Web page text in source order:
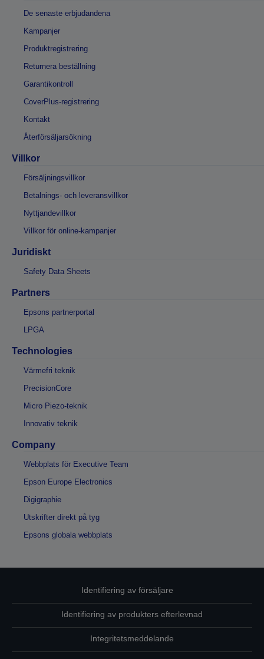
De senaste erbjudandena
Kampanjer
Produktregistrering
Returnera beställning
Garantikontroll
CoverPlus-registrering
Kontakt
Återförsäljarsökning
Villkor
Försäljningsvillkor
Betalnings- och leveransvillkor
Nyttjandevillkor
Villkor för online-kampanjer
Juridiskt
Safety Data Sheets
Partners
Epsons partnerportal
LPGA
Technologies
Värmefri teknik
PrecisionCore
Micro Piezo-teknik
Innovativ teknik
Company
Webbplats för Executive Team
Epson Europe Electronics
Digigraphie
Utskrifter direkt på tyg
Epsons globala webbplats
Identifiering av försäljare
Identifiering av produkters efterlevnad
Integritetsmeddelande